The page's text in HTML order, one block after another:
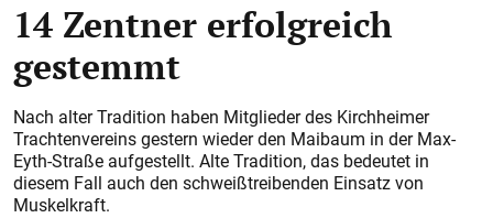
14 Zentner erfolgreich
gestemmt
Nach alter Tradition haben Mitglieder des Kirchheimer
Trachtenvereins gestern wieder den Maibaum in der Max-
Eyth-Straße aufgestellt. Alte Tradition, das bedeutet in
diesem Fall auch den schweißtreibenden Einsatz von
Muskelkraft.